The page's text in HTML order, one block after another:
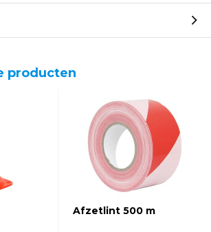
producten
Afzetlint 500 m